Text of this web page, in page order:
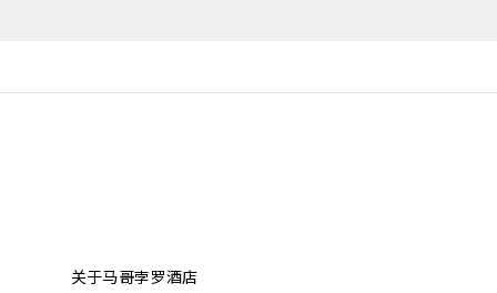
关于马哥孛罗酒店